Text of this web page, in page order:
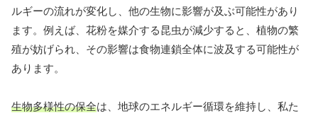
ルギーの流れが変化し、他の生物に影響が及ぶ可能性があり
ます。例えば、花粉を媒介する昆虫が減少すると、植物の繁
殖が妨げられ、その影響は食物連鎖全体に波及する可能性が
あります。
生物多様性の保全は、地球のエネルギー循環を維持し、私た